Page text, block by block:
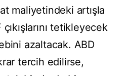
maliyetindeki artışla
tetikleyecek
azaltacak. ABD
tercih edilirse,